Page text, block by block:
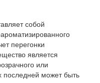
собой
перегонки
является
или
последней может быть